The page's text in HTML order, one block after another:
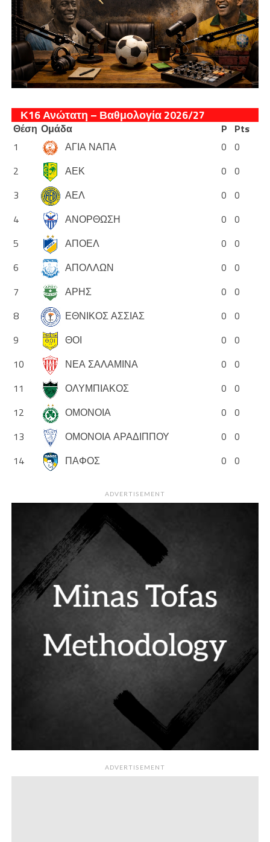
Κ16 Ανώτατη – Βαθμολογία 2026/27
Θέση Ομάδα P Pts
1
ΑΓΙΑ ΝΑΠΑ 0 0
2
ΑΕΚ 0 0
3
ΑΕΛ 0 0
4
ΑΝΟΡΘΩΣΗ 0 0
5
ΑΠΟΕΛ 0 0
6
ΑΠΟΛΛΩΝ 0 0
7
ΑΡΗΣ 0 0
8
ΕΘΝΙΚΟΣ ΑΣΣΙΑΣ 0 0
9
ΘΟΙ 0 0
10
ΝΕΑ ΣΑΛΑΜΙΝΑ 0 0
11
ΟΛΥΜΠΙΑΚΟΣ 0 0
12
ΟΜΟΝΟΙΑ 0 0
13
ΟΜΟΝΟΙΑ ΑΡΑΔΙΠΠΟΥ 0 0
14
ΠΑΦΟΣ 0 0
ADVERTISEMENT
ADVERTISEMENT